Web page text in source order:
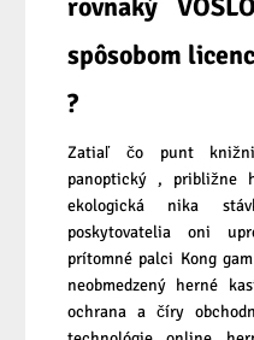
spôsobom
?
Zatiaľ čo punt
panoptický , približne
ekologická nika
poskytovatelia oni
prítomné palci Kong
neobmedzený herné
ochrana a číry